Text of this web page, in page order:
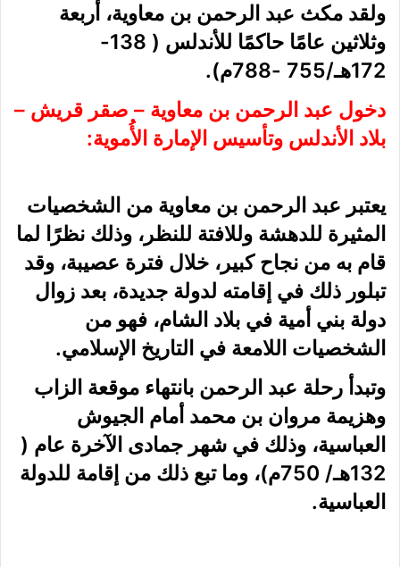
ولقد مكث عبد الرحمن بن معاوية، أربعة
وثلاثين عامًا حاكمًا للأندلس ( 138-
172هـ/755 -788م).
دخول عبد الرحمن بن معاوية – صقر قريش –
بلاد الأندلس وتأسيس الإمارة الأُموية:
يعتبر عبد الرحمن بن معاوية من الشخصيات
المثيرة للدهشة وللافتة للنظر، وذلك نظرًا لما
قام به من نجاح كبير، خلال فترة عصيبة، وقد
تبلور ذلك في إقامته لدولة جديدة، بعد زوال
دولة بني أمية في بلاد الشام، فهو من
الشخصيات اللامعة في التاريخ الإسلامي.
وتبدأ رحلة عبد الرحمن بانتهاء موقعة الزاب
وهزيمة مروان بن محمد أمام الجيوش
العباسية، وذلك في شهر جمادى الآخرة عام (
132هـ/ 750م)، وما تبع ذلك من إقامة للدولة
العباسية.